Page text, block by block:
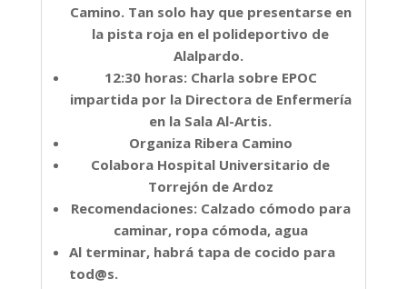
Camino. Tan solo hay que presentarse en
la pista roja en el polideportivo de
Alalpardo.
12:30 horas: Charla sobre EPOC
impartida por la Directora de Enfermería
en la Sala Al-Artis.
Organiza Ribera Camino
Colabora Hospital Universitario de
Torrejón de Ardoz
Recomendaciones: Calzado cómodo para
caminar, ropa cómoda, agua
Al terminar, habrá tapa de cocido para
tod@s.